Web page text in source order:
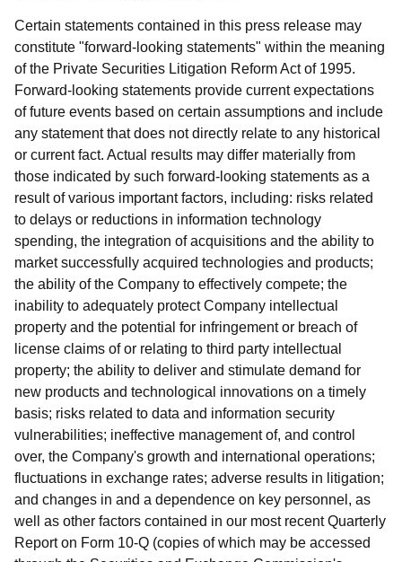
Certain statements contained in this press release may
constitute "forward-looking statements" within the meaning
of the Private Securities Litigation Reform Act of 1995.
Forward-looking statements provide current expectations
of future events based on certain assumptions and include
any statement that does not directly relate to any historical
or current fact. Actual results may differ materially from
those indicated by such forward-looking statements as a
result of various important factors, including: risks related
to delays or reductions in information technology
spending, the integration of acquisitions and the ability to
market successfully acquired technologies and products;
the ability of the Company to effectively compete; the
inability to adequately protect Company intellectual
property and the potential for infringement or breach of
license claims of or relating to third party intellectual
property; the ability to deliver and stimulate demand for
new products and technological innovations on a timely
basis; risks related to data and information security
vulnerabilities; ineffective management of, and control
over, the Company's growth and international operations;
fluctuations in exchange rates; adverse results in litigation;
and changes in and a dependence on key personnel, as
well as other factors contained in our most recent Quarterly
Report on Form 10-Q (copies of which may be accessed